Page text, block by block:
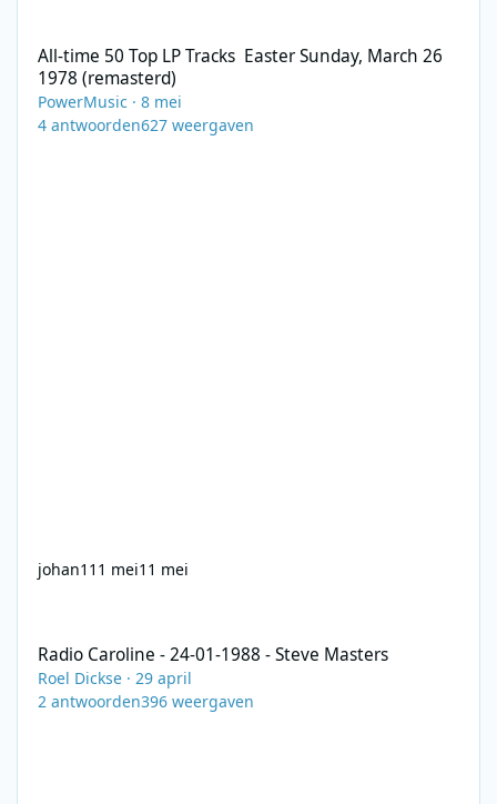
All-time 50 Top LP Tracks Easter Sunday, March 26
1978 (remasterd)
PowerMusic ·8 mei
4 antwoorden627 weergaven
johan1 11 mei11 mei
Radio Caroline - 24-01-1988 - Steve Masters
Roel Dickse · 29 april
2 antwoorden396 weergaven